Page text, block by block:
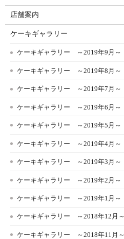
店舗案内
ケーキギャラリー
ケーキギャラリー ～2019年9月～
ケーキギャラリー ～2019年8月～
ケーキギャラリー ～2019年7月～
ケーキギャラリー ～2019年6月～
ケーキギャラリー ～2019年5月～
ケーキギャラリー ～2019年4月～
ケーキギャラリー ～2019年3月～
ケーキギャラリー ～2019年2月～
ケーキギャラリー ～2019年1月～
ケーキギャラリー ～2018年12月～
ケーキギャラリー ～2018年11月～